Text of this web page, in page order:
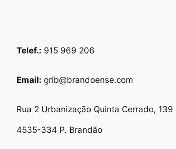
Telef.: 915 969 206
Email: grib@brandoense.com
Rua 2 Urbanização Quinta Cerrado, 139
4535-334 P. Brandão